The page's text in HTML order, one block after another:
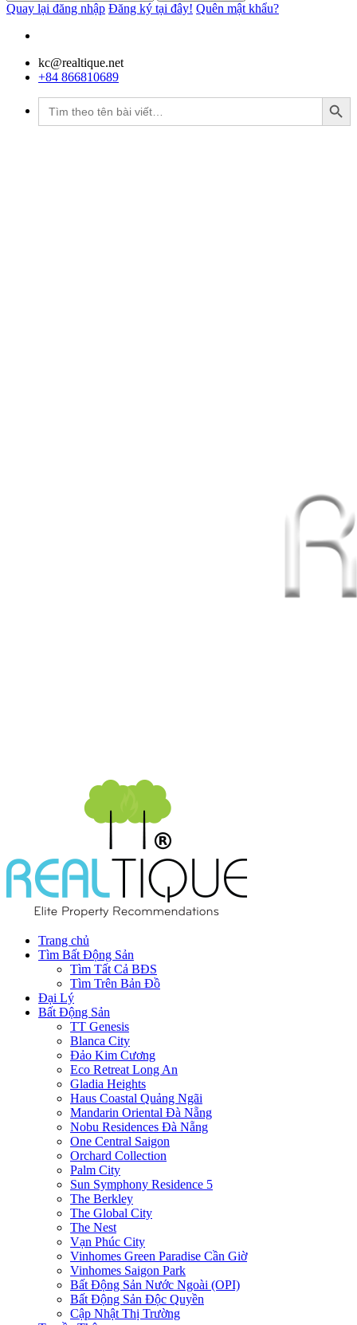
Quay lại đăng nhập Đăng ký tại đây! Quên mật khẩu?
kc@realtique.net
+84 866810689
Tìm
kiếm:
Search Button
Trang chủ
Tìm Bất Động Sản
Tìm Tất Cả BĐS
Tìm Trên Bản Đồ
Đại Lý
Bất Động Sản
TT Genesis
Blanca City
Đảo Kim Cương
Eco Retreat Long An
Gladia Heights
Haus Coastal Quảng Ngãi
Mandarin Oriental Đà Nẵng
Nobu Residences Đà Nẵng
One Central Saigon
Orchard Collection
Palm City
Sun Symphony Residence 5
The Berkley
The Global City
The Nest
Vạn Phúc City
Vinhomes Green Paradise Cần Giờ
Vinhomes Saigon Park
Bất Động Sản Nước Ngoài (OPI)
Bất Động Sản Độc Quyền
Cập Nhật Thị Trường